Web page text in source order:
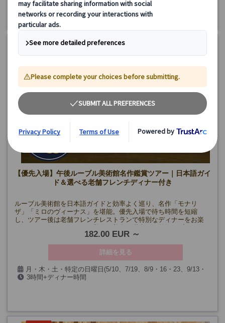
【優先入場】午後ルーブル美術館名作鑑賞ツアー｜日本語ガイ
ド＆選べる老舗フレンチディナー付き
ルーブル美術館を日本語ガイドと効率よく巡り、名作「モナリ
ザ」「ミロのヴィーナス」を堪能。優先入場で待ち時間を短縮
し、ツアー後は老舗フレンチレストランで特別なディナーをお楽
182.00 EUR
詳細を見る
月・木・土・特定の日曜日(5/10、7/19、8/9・16・23、9/13・
27、2-3月限定)
3時間+ディナー時間